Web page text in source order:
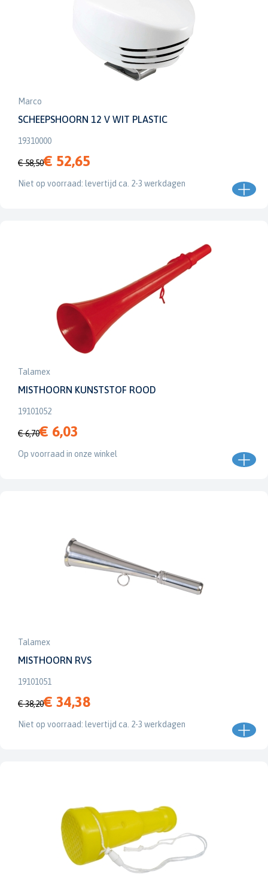
Marco
SCHEEPSHOORN 12 V WIT PLASTIC
19310000
€ 58,50€ 52,65
Niet op voorraad: levertijd ca. 2-3 werkdagen
Talamex
MISTHOORN KUNSTSTOF ROOD
19101052
€ 6,70€ 6,03
Op voorraad in onze winkel
Talamex
MISTHOORN RVS
19101051
€ 38,20€ 34,38
Niet op voorraad: levertijd ca. 2-3 werkdagen